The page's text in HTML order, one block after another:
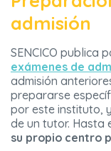
admisión
SENCICO publica
exámenes de
admisión
prepararse
por este instituto,
de un tutor. Hasta
su propio centro